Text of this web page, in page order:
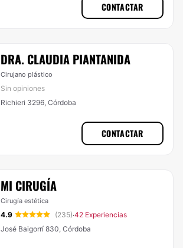
CONTACTAR
DRA. CLAUDIA PIANTANIDA
Cirujano plástico
Sin opiniones
Richieri 3296, Córdoba
CONTACTAR
MI CIRUGÍA
Cirugía estética
4.9 (235)·42 Experiencias
José Baigorrí 830, Córdoba